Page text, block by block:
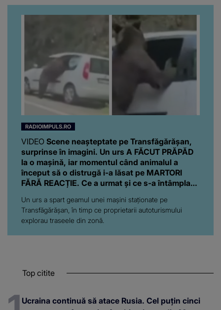
obrazul.”
RADIOIMPULS.RO
VIDEO Scene neașteptate pe Transfăgărășan,
surprinse în imagini. Un urs A FĂCUT PRĂPĂD
la o mașină, iar momentul când animalul a
început să o distrugă i-a lăsat pe MARTORI
FĂRĂ REACȚIE. Ce a urmat și ce s-a întâmplat
Un urs a spart geamul unei mașini staționate pe
Transfăgărășan, în timp ce proprietarii autoturismului
explorau traseele din zonă.
Top citite
Ucraina continuă să atace Rusia. Cel puțin cinci